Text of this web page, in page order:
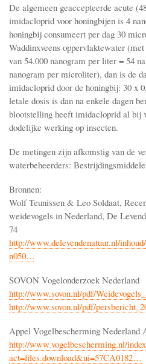
De algemeen geaccepteerde acute
imidacloprid voor honingbijen is 4
honingbij consumeert per dag 30
Waddinxveens oppervlaktewater
van 54.000 nanogram per liter = 54
nanogram per microliter), dan is de
imidacloprid door de honingbij: 30 x
letale dosis is dan na enkele dagen
blootstelling heeft imidacloprid al bij
dodelijke werking op insecten.
De metingen zijn afkomstig van de
waterbeheerders:
Bronnen:
Wolf Teunissen & Leo Soldaat,
weidevogels in Nederland, De
74
http://www.delevendenatuur.nl/
n050…
SOVON Vogelonderzoek Nederland
http://www.sovon.nl/pdf/
http://www.sovon.nl/pdf/
Appel Vogelbescherming Nederland
http://www.vogelbescherming.nl/
act=files.download&ui=57CA0182…